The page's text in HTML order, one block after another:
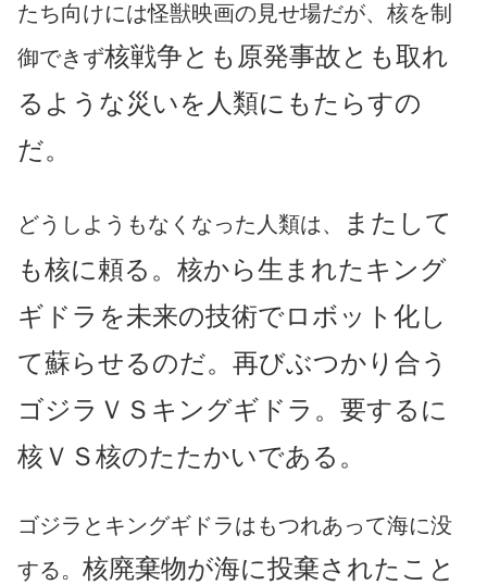
たち向けには怪獣映画の見せ場だが、核を制
御できず核戦争とも原発事故とも取れ
るような災いを人類にもたらすの
だ。
どうしようもなくなった人類は、
またして
も核に頼る。核から生まれたキング
ギドラを未来の技術でロボット化し
て蘇らせるのだ。再びぶつかり合う
ゴジラＶＳキングギドラ。要するに
核ＶＳ核のたたかいである。
ゴジラとキングギドラはもつれあって海に没
する。 核廃棄物が海に投棄されたこと